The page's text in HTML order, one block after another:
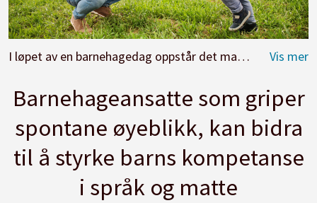
I løpet av en barnehagedag oppstår det mange øyeblikk som, med ekstra oppmerksomhet fra det pedagogiske personalet, kan bli både minneverdige og lærerike for barn.
Barnehageansatte som griper
spontane øyeblikk, kan bidra
til å styrke barns kompetanse
i språk og matte